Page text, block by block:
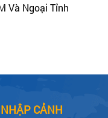
Và Ngoại Tỉnh
CẢNH